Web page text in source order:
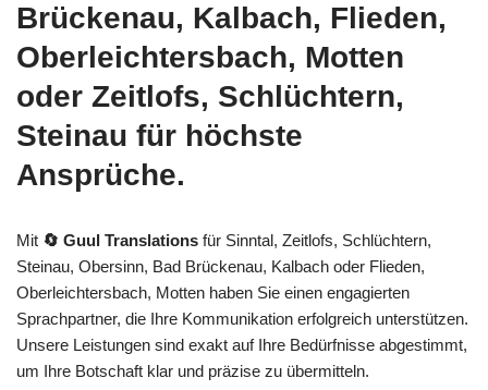
Brückenau, Kalbach, Flieden,
Oberleichtersbach, Motten
oder Zeitlofs, Schlüchtern,
Steinau für höchste
Ansprüche.
Mit 🔄 Guul Translations für Sinntal, Zeitlofs, Schlüchtern,
Steinau, Obersinn, Bad Brückenau, Kalbach oder Flieden,
Oberleichtersbach, Motten haben Sie einen engagierten
Sprachpartner, die Ihre Kommunikation erfolgreich unterstützen.
Unsere Leistungen sind exakt auf Ihre Bedürfnisse abgestimmt,
um Ihre Botschaft klar und präzise zu übermitteln.